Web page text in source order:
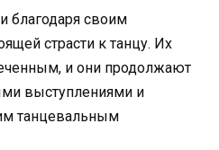
благодаря своим
страсти к танцу. Их
и они продолжают
выступлениями и
танцевальным